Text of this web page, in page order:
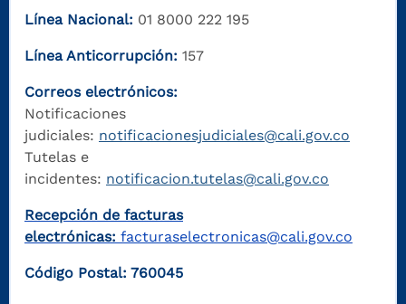
Línea Nacional: 01 8000 222 195
Línea Anticorrupción: 157
Correos electrónicos:
Notificaciones
judiciales: notificacionesjudiciales@cali.gov.co
Tutelas e
incidentes: notificacion.tutelas@cali.gov.co
Recepción de facturas
electrónicas: facturaselectronicas@cali.gov.co
Código Postal: 760045